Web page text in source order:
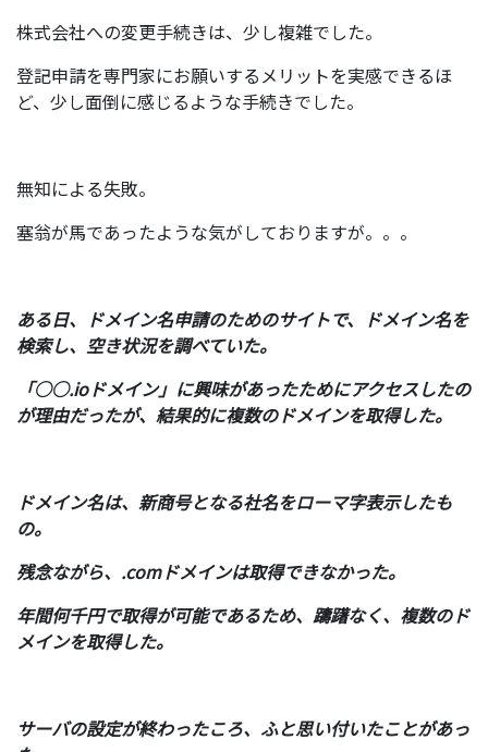
株式会社への変更手続きは、少し複雑でした。
登記申請を専門家にお願いするメリットを実感できるほ
ど、少し面倒に感じるような手続きでした。
無知による失敗。
塞翁が馬であったような気がしておりますが。。。
ある日、ドメイン名申請のためのサイトで、ドメイン名を
検索し、空き状況を調べていた。
「○○.ioドメイン」に興味があったためにアクセスしたの
が理由だったが、結果的に複数のドメインを取得した。
ドメイン名は、新商号となる社名をローマ字表示したも
の。
残念ながら、.comドメインは取得できなかった。
年間何千円で取得が可能であるため、躊躇なく、複数のド
メインを取得した。
サーバの設定が終わったころ、ふと思い付いたことがあっ